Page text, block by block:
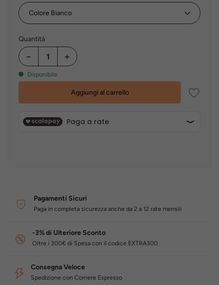
Quantità
− +
Disponibile
Aggiungi al carrello
Pagamenti Sicuri
Paga in completa sicurezza anche da 2 a 12 rate mensili
-3% di Ulteriore Sconto
Oltre i 300€ di Spesa con il codice EXTRA300
Consegna Veloce
Spedizione con Corriere Espresso